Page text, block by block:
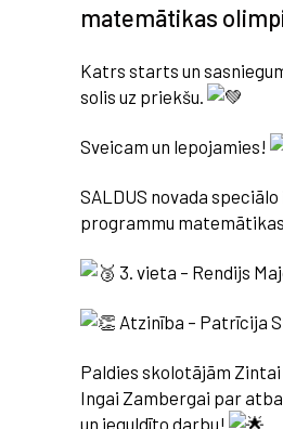
matemātikas
Katrs starts un
solis uz priekšu.
Sveicam un lepojamies!
SALDUS novada
programmu
3. vieta – Rendijs
Atzinība – Patrīcija
Paldies skolotājām Zintai
Ingai Zambergai par
un ieguldīto darbu!